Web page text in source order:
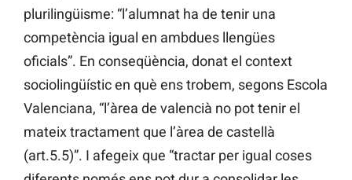
plurilingüisme: “l’alumnat ha de tenir una
competència igual en ambdues llengües
oficials”. En conseqüència, donat el context
sociolingüístic en què ens trobem, segons Escola
Valenciana, “l’àrea de valencià no pot tenir el
mateix tractament que l’àrea de castellà
(art.5.5)”. I afegeix que “tractar per igual coses